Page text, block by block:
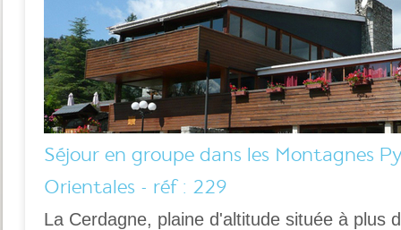
Séjour en groupe dans les Montagnes
Orientales - réf : 229
La Cerdagne, plaine d'altitude située à plus